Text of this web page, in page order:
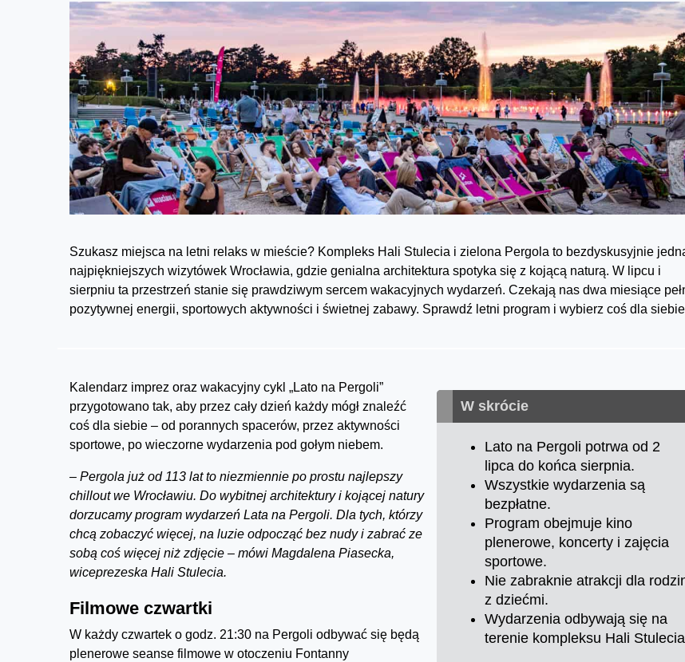
Szukasz miejsca na letni relaks w mieście? Kompleks Hali Stulecia i zielona Pergola to bezdyskusyjnie
najpiękniejszych wizytówek Wrocławia, gdzie genialna architektura spotyka się z kojącą naturą. W lipcu i
sierpniu ta przestrzeń stanie się prawdziwym sercem wakacyjnych wydarzeń. Czekają nas dwa miesiące
pozytywnej energii, sportowych aktywności i świetnej zabawy. Sprawdź letni program i wybierz coś dla
W skrócie
Lato na Pergoli potrwa od 2
lipca do końca sierpnia.
Wszystkie wydarzenia są
bezpłatne.
Program obejmuje kino
plenerowe, koncerty i zajęcia
sportowe.
Nie zabraknie atrakcji dla
z dziećmi.
Wydarzenia odbywają się na
terenie kompleksu Hali
Kalendarz imprez oraz wakacyjny cykl „Lato na Pergoli”
przygotowano tak, aby przez cały dzień każdy mógł znaleźć
coś dla siebie – od porannych spacerów, przez aktywności
sportowe, po wieczorne wydarzenia pod gołym niebem.
– Pergola już od 113 lat to niezmiennie po prostu najlepszy
chillout we Wrocławiu. Do wybitnej architektury i kojącej natury
dorzucamy program wydarzeń Lata na Pergoli. Dla tych, którzy
chcą zobaczyć więcej, na luzie odpocząć bez nudy i zabrać ze
sobą coś więcej niż zdjęcie – mówi Magdalena Piasecka,
wiceprezeska Hali Stulecia.
Filmowe czwartki
W każdy czwartek o godz. 21:30 na Pergoli odbywać się będą
plenerowe seanse filmowe w otoczeniu Fontanny